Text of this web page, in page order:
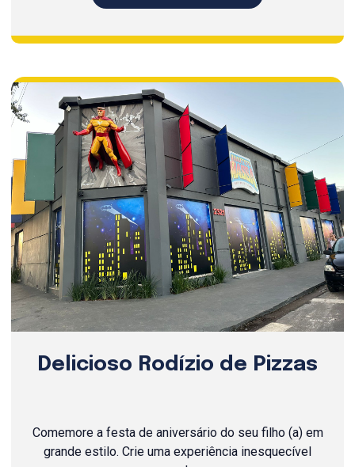
Delicioso Rodízio de Pizzas
Comemore a festa de aniversário do seu filho (a) em
grande estilo. Crie uma experiência inesquecível